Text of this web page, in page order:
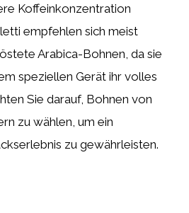
Koffeinkonzentration
empfehlen sich meist
Arabica-Bohnen, da sie
speziellen Gerät ihr volles
Sie darauf, Bohnen von
zu wählen, um ein
zu gewährleisten.